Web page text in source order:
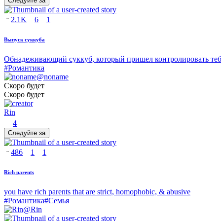
2.1K 6 1
Выпуск суккуба
Обнадеживающий суккуб, который пришел контролировать
#Романтика
@noname
Скоро будет
Скоро будет
Rin
4
Следуйте за
486 1 1
Rich parents
you have rich parents that are strict, homophobic, & abusive
#Романтика#Семья
@Rin